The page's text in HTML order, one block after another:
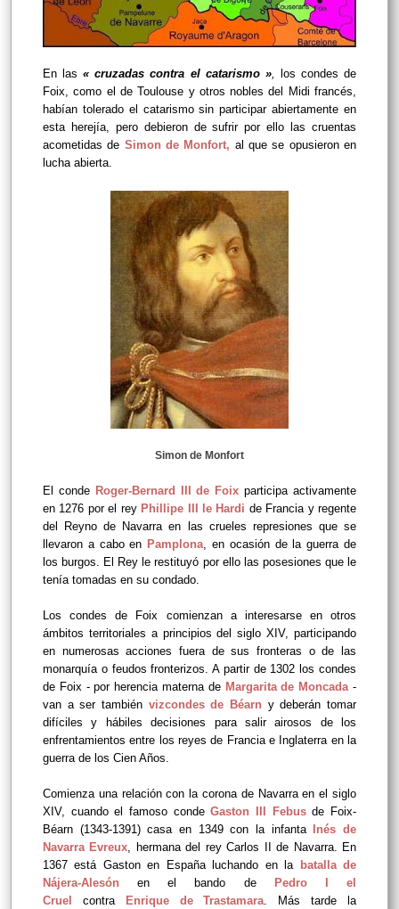
En las« cruzadas contra el catarismo »,
los condes de
Foix, como el de Toulouse y otros nobles del Midi francés,
habían tolerado el catarismo sin participar abiertamente en
esta herejía, pero debieron de sufrir por ello las cruentas
acometidas de Simon de Monfort, al que se opusieron en
lucha abierta.
Simon de Monfort
El conde Roger-Bernard III de Foix participa activamente
en 1276 por el rey Phillipe III le Hardi de Francia y regente
del Reyno de Navarra en las crueles represiones que se
llevaron a cabo en Pamplona, en ocasión de la guerra de
los burgos. El Rey le restituyó por ello las posesiones que le
tenía tomadas en su condado.
Los condes de Foix comienzan a interesarse en otros
ámbitos territoriales a principios del siglo XIV, participando
en numerosas acciones fuera de sus fronteras o de las
monarquía o feudos fronterizos. A partir de 1302 los condes
de Foix - por herencia materna de Margarita de Moncada-
van a ser también vizcondes de Béarn y deberán tomar
difíciles y hábiles decisiones para salir airosos de los
enfrentamientos entre los reyes de Francia e Inglaterra en la
guerra de los Cien Años.
Comienza una relación con la corona de Navarra en el siglo
XIV, cuando el famoso condeGaston III Febus de Foix-
Béarn (1343-1391) casa en 1349 con la infanta
Inés de
Navarra Evreux, hermana del rey Carlos II de Navarra. En
1367 está Gaston en España luchando en la batalla de
Nájera-Alesón
en el bando de
Pedro I el
Cruel
contra Enrique de Trastamara. Más tarde la